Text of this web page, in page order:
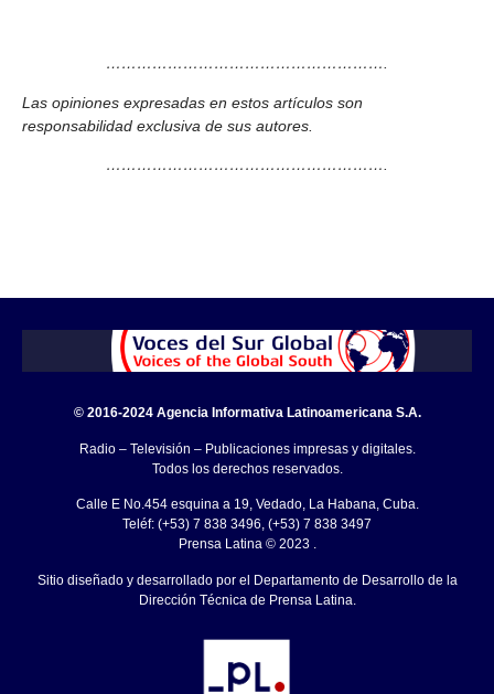
……………………………………………….
Las opiniones expresadas en estos artículos son
responsabilidad exclusiva de sus autores.
……………………………………………….
© 2016-2024 Agencia Informativa Latinoamericana S.A.
Radio – Televisión – Publicaciones impresas y digitales.
Todos los derechos reservados.
Calle E No.454 esquina a 19, Vedado, La Habana, Cuba.
Teléf: (+53) 7 838 3496, (+53) 7 838 3497
Prensa Latina © 2023 .
Sitio diseñado y desarrollado por el Departamento de Desarrollo de la
Dirección Técnica de Prensa Latina.